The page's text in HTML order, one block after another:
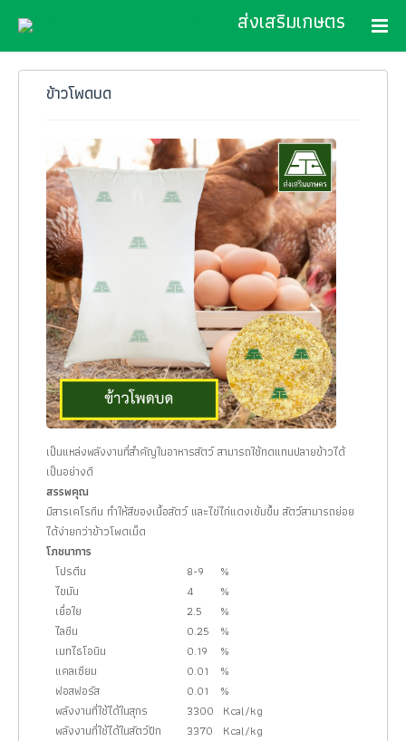
ส่งเสริมเกษตร
ข้าวโพดบด
เป็นแหล่งพลังงานที่สำคัญในอาหารสัตว์ สามารถใช้ทดแทนปลายข้าวได้
เป็นอย่างดี
สรรพคุณ
มีสารเคโรทีน ทำให้สีของเนื้อสัตว์ และไข่ไก่แดงเข้มขึ้น สัตว์สามารถย่อย
ได้ง่ายกว่าข้าวโพดเม็ด
โภชนาการ
โปรตีน
8-9
%
ไขมัน
4
%
เยื่อใย
2.5
%
ไลชีน
0.25
%
เมทไธโอนิน
0.19
%
แคลเซียม
0.01
%
ฟอสฟอรัส
0.01
%
พลังงานที่ใช้ได้ในสุกร
3300 Kcal/kg
พลังงานที่ใช้ได้ในสัตว์ปีก
3370 Kcal/kg